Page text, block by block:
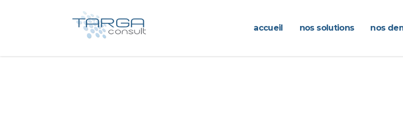
accueil nos solutions nos